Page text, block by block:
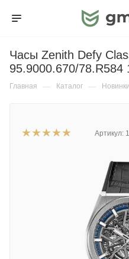
Часы Zenith Defy
95.9000.670/78.R584
Главная — Каталог — Новинки
Артикул: